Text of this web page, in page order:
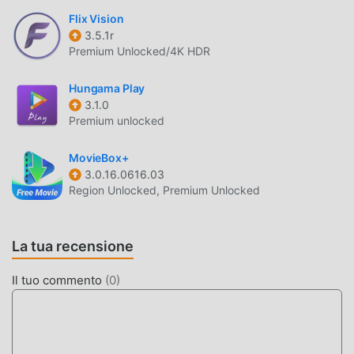
moddroid, puoi scaricare direttamente la versione mod
gratuita Ghosts Detector 1.0.0.8 nel pacchetto di
installazione moddroid con un clic e ci sono più app mod
scaricalo ora!
Flix Vision
3.5.1r
Premium Unlocked/4K HDR
Hungama Play
3.1.0
Premium unlocked
MovieBox+
3.0.16.0616.03
Region Unlocked, Premium Unlocked
La tua recensione
Il tuo commento (0)